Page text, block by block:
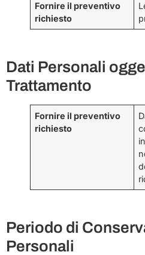
Fornire il preventivo
richiesto
Dati Personali
Trattamento
Fornire il preventivo
richiesto
Periodo di
Personali